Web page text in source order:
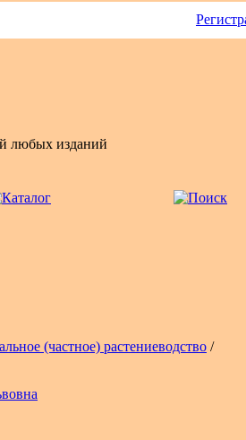
любых изданий
(частное) растениеводство /